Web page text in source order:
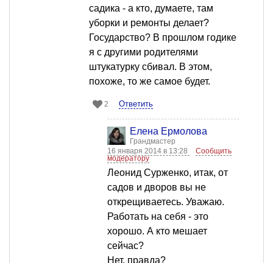
садика - а кто, думаете, там
уборки и ремонты делает?
Государство? В прошлом годике
я с другими родителями
штукатурку сбивал. В этом,
похоже, то же самое будет.
2 Ответить
Елена Ермолова
Грандмастер
16 января 2014 в 13:28
Сообщить
модератору
Леонид Сурженко, итак, от
садов и дворов вы не
открещиваетесь. Уважаю.
Работать на себя - это
хорошо. А кто мешает
сейчас?
Нет, правда?